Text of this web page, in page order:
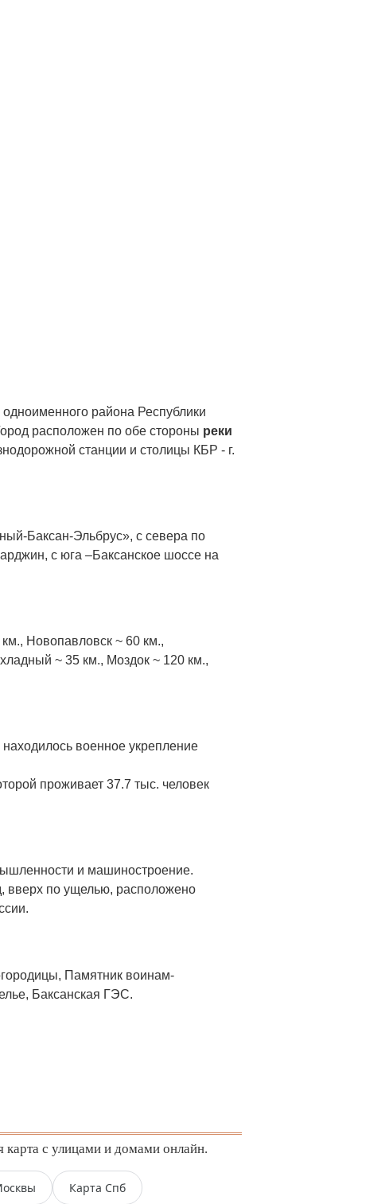
одноименного района Республики
расположен по обе стороны реки
станции и столицы КБР - г.
Баксан-Эльбрус», с севера по
с юга –Баксанское шоссе на
Новопавловск ~ 60 км.,
~ 35 км., Моздок ~ 120 км.,
военное укрепление
проживает 37.7 тыс. человек
и машиностроение.
вверх по ущелью, расположено
Памятник воинам-
Баксанская ГЭС.
карта с улицами и домами онлайн.
Карта Спб